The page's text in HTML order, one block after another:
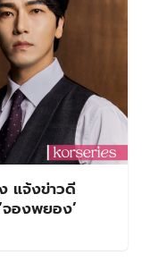
แจ้งข่าวดี
องพยอง’